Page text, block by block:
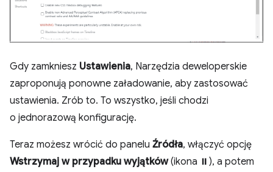
Gdy zamkniesz Ustawienia, Narzędzia deweloperskie
zaproponują ponowne załadowanie, aby zastosować
ustawienia. Zrób to. To wszystko, jeśli chodzi
o jednorazową konfigurację.
Teraz możesz wrócić do panelu Źródła, włączyć opcję
Wstrzymaj w przypadku wyjątków(ikona ⏸), a potem